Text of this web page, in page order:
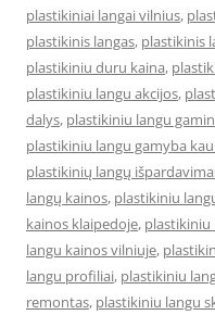
plastikiniai langai vilnius,
plastikinis langas, plastikinis
plastikiniu duru kaina,
plastikiniu langu akcijos,
dalys, plastikiniu langu
plastikiniu langu gamyba
plastikinių langų
langų kainos, plastikiniu
kainos klaipedoje, plastikiniu
langu kainos vilniuje,
langu profiliai, plastikiniu
remontas, plastikiniu langu